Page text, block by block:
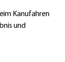
Kanufahren
und